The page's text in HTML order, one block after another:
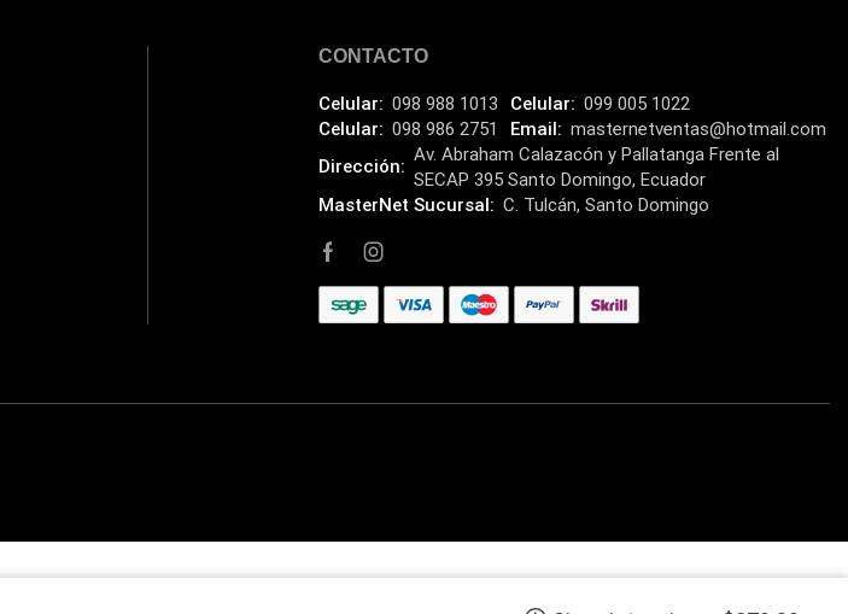
Conectividad (119)
Consumibles (121)
Control
Convertidores Señales
CONTACTO
Celular: 098 988 1013 Celular: 099 005 1022
Celular: 098 986 2751 Email: masternetventas@hotmail.com
Dirección:
Av. Abraham Calazacón y Pallatanga Frente al
SECAP 395 Santo Domingo, Ecuador
MasterNet Sucursal: C. Tulcán, Santo Domingo